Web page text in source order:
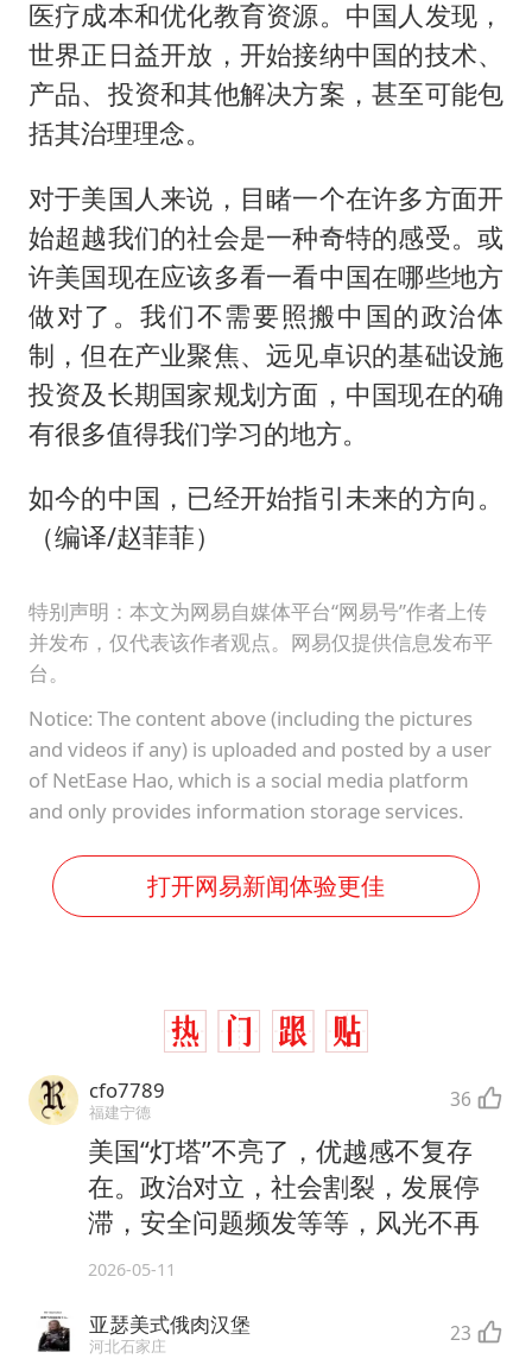
医疗成本和优化教育资源。中国人发现，
世界正日益开放，开始接纳中国的技术、
产品、投资和其他解决方案，甚至可能包
括其治理理念。
对于美国人来说，目睹一个在许多方面开
始超越我们的社会是一种奇特的感受。或
许美国现在应该多看一看中国在哪些地方
做对了。我们不需要照搬中国的政治体
制，但在产业聚焦、远见卓识的基础设施
投资及长期国家规划方面，中国现在的确
有很多值得我们学习的地方。
如今的中国，已经开始指引未来的方向。
（编译/赵菲菲）
特别声明：本文为网易自媒体平台“网易号”作者上传
并发布，仅代表该作者观点。网易仅提供信息发布平
台。
Notice: The content above (including the pictures
and videos if any) is uploaded and posted by a user
of NetEase Hao, which is a social media platform
and only provides information storage services.
打开网易新闻体验更佳
cfo7789
福建宁德 36
美国“灯塔”不亮了，优越感不复存
在。政治对立，社会割裂，发展停
滞，安全问题频发等等，风光不再
2026-05-11
亚瑟美式俄肉汉堡
河北石家庄 23